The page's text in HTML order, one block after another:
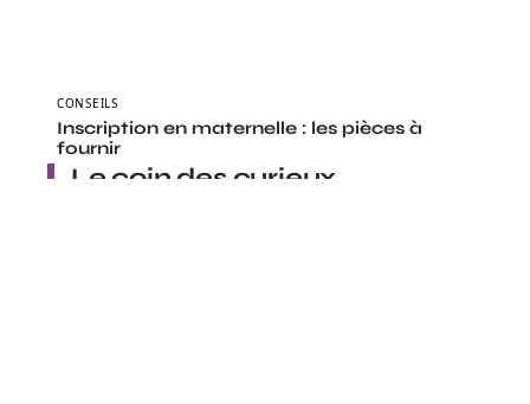
CONSEILS
Inscription en maternelle : les pièces à
fournir
Le coin des curieux